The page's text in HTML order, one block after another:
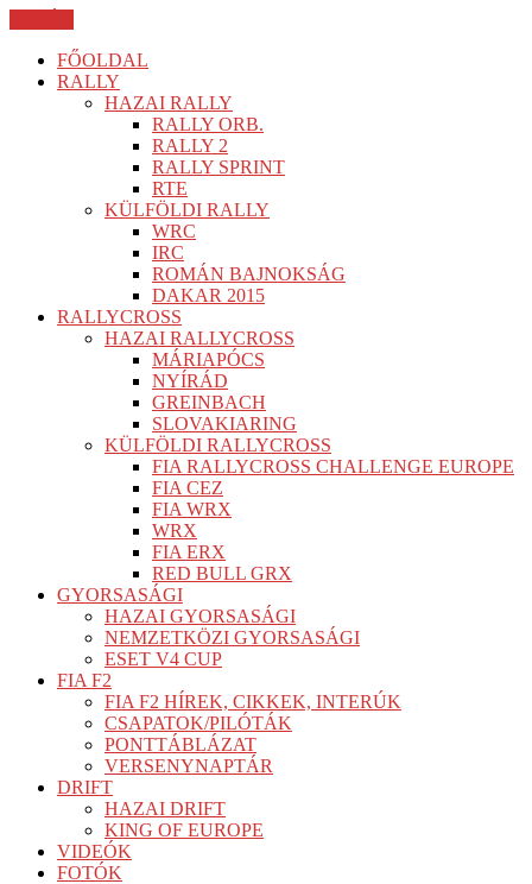
FŐOLDAL
RALLY
HAZAI RALLY
RALLY ORB.
RALLY 2
RALLY SPRINT
RTE
KÜLFÖLDI RALLY
WRC
IRC
ROMÁN BAJNOKSÁG
DAKAR 2015
RALLYCROSS
HAZAI RALLYCROSS
MÁRIAPÓCS
NYÍRÁD
GREINBACH
SLOVAKIARING
KÜLFÖLDI RALLYCROSS
FIA RALLYCROSS CHALLENGE EUROPE
FIA CEZ
FIA WRX
WRX
FIA ERX
RED BULL GRX
GYORSASÁGI
HAZAI GYORSASÁGI
NEMZETKÖZI GYORSASÁGI
ESET V4 CUP
FIA F2
FIA F2 HÍREK, CIKKEK, INTERÚK
CSAPATOK/PILÓTÁK
PONTTÁBLÁZAT
VERSENYNAPTÁR
DRIFT
HAZAI DRIFT
KING OF EUROPE
VIDEÓK
FOTÓK